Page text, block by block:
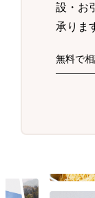
設・お
承りま
無料で